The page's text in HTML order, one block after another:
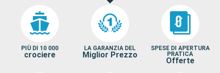
PIÙ DI 10 000
crociere
LA GARANZIA DEL
Miglior Prezzo
SPESE DI APERTURA
PRATICA
Offerte